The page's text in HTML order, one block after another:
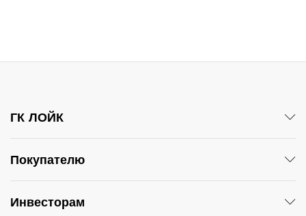
ГК ЛОЙК
Покупателю
Инвесторам